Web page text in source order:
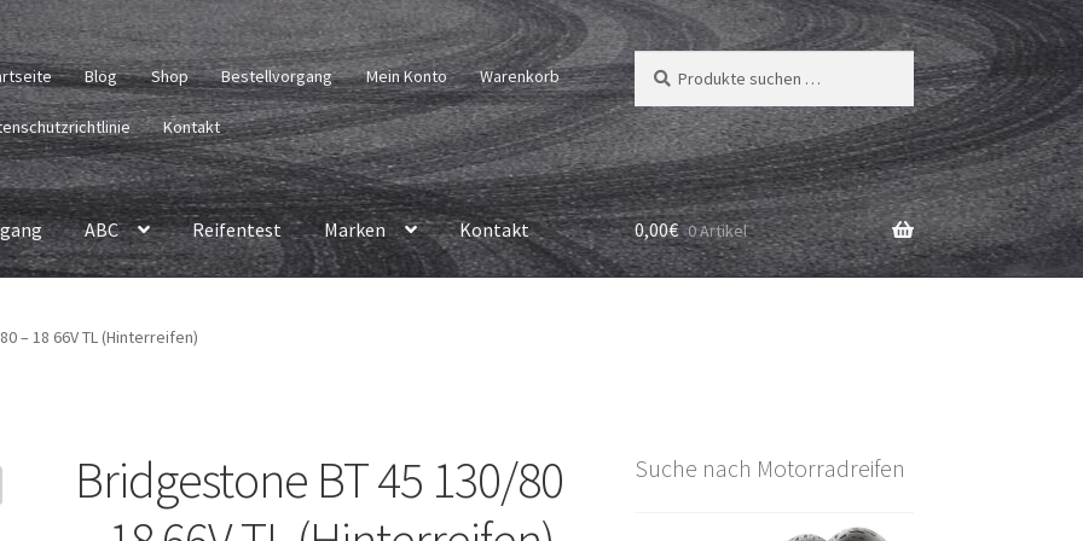
Blog Shop Bestellvorgang Mein Konto Warenkorb
Kontakt
Suchen
nach:
Suchen
ABC Reifentest Marken Kontakt 0,00€ 0 Artikel
– 18 66V TL (Hinterreifen)
Bridgestone BT 45 130/80
Suche nach Motorradreifen